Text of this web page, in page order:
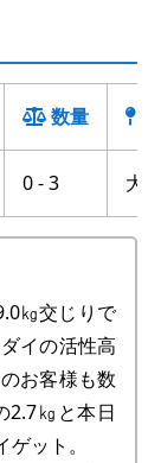
数量
0 - 3 大
㎏交じりで
イの活性高
お客様も数
2.7㎏と本日
ット。